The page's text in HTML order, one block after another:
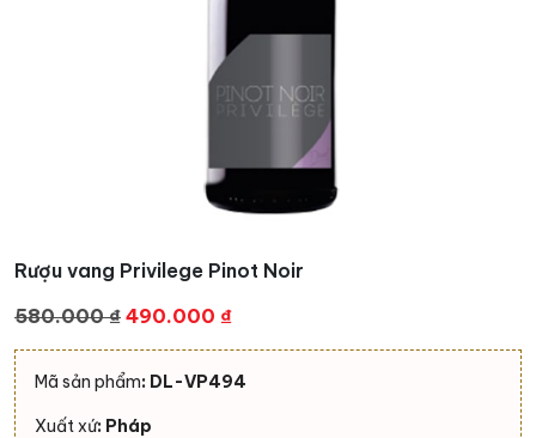
Rượu vang Privilege Pinot Noir
580.000₫ Giá
gốc
là:
490.000 ₫Giá
hiện
tại
Mã sản phẩm: DL-VP494
Xuất xứ: Pháp